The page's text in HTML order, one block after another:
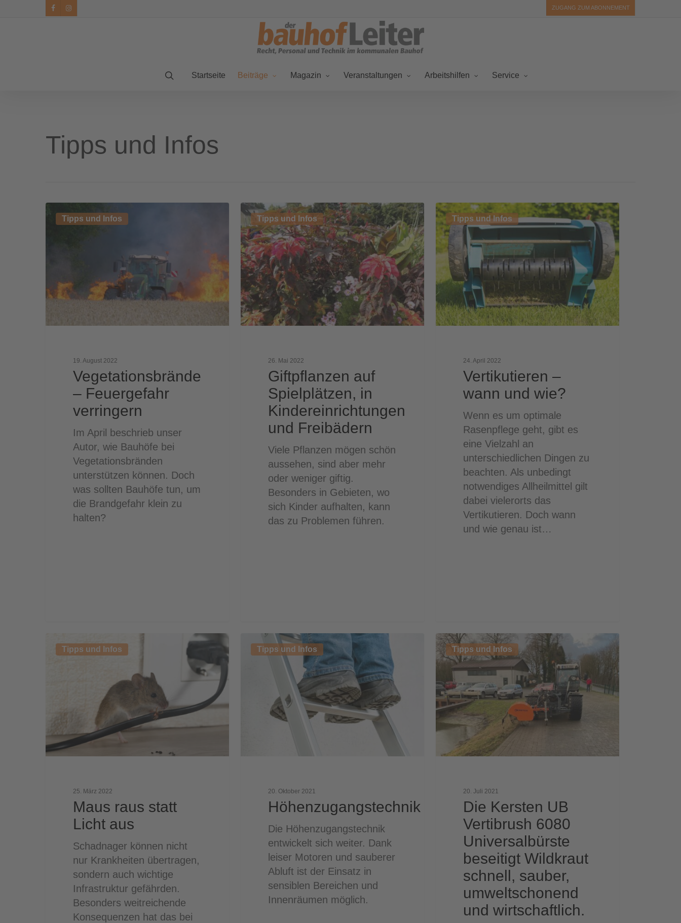
facebookinstagram
ZUGANG ZUM ABONNEMENT
Startseite Beiträge Magazin Veranstaltungen Arbeitshilfen Service
Tipps und Infos
Tipps und Infos
19. August 2022
Vegetationsbrände
– Feuergefahr
verringern
Im April beschrieb unser
Autor, wie Bauhöfe bei
Vegetationsbränden
unterstützen können. Doch
was sollten Bauhöfe tun, um
die Brandgefahr klein zu
halten?
Giftpflanzen
auf
Spielplätzen,
in
Kindereinrichtungen
und
Freibädern
Tipps und Infos
26. Mai 2022
Giftpflanzen auf
Spielplätzen, in
Kindereinrichtungen
und Freibädern
Viele Pflanzen mögen schön
aussehen, sind aber mehr
oder weniger giftig.
Besonders in Gebieten, wo
sich Kinder aufhalten, kann
das zu Problemen führen.
Vertikutieren
–
wann
und
wie?
Tipps und Infos
24. April 2022
Vertikutieren –
wann und wie?
Wenn es um optimale
Rasenpflege geht, gibt es
eine Vielzahl an
unterschiedlichen Dingen zu
beachten. Als unbedingt
notwendiges Allheilmittel gilt
dabei vielerorts das
Vertikutieren. Doch wann
und wie genau ist…
rausTipps und Infos
25. März 2022
Maus raus statt
Licht aus
Schadnager können nicht
nur Krankheiten übertragen,
sondern auch wichtige
Infrastruktur gefährden.
Besonders weitreichende
Konsequenzen hat das bei
Höhenzugangstechnik
Tipps und Infos
20. Oktober 2021
Höhenzugangstechnik
Die Höhenzugangstechnik
entwickelt sich weiter. Dank
leiser Motoren und sauberer
Abluft ist der Einsatz in
sensiblen Bereichen und
Innenräumen möglich.
Die
Kersten
Vertibrush
6080
Universalbürste
beseitigt
Wildkraut
schnell,
wirtschaftlich.
Tipps und Infos
20. Juli 2021
Die Kersten UB
Vertibrush 6080
Universalbürste
beseitigt Wildkraut
schnell, sauber,
umweltschonend
und wirtschaftlich.